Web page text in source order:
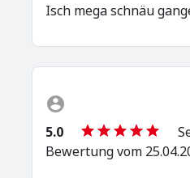
Isch mega schnäu
5.0
Bewertung vom